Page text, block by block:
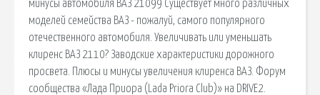
минусы автомобиля ВАЗ 21099 Существует много различных
моделей семейства ВАЗ - пожалуй, самого популярного
отечественного автомобиля. Увеличивать или уменьшать
клиренс ВАЗ 2110? Заводские характеристики дорожного
просвета. Плюсы и минусы увеличения клиренса ВАЗ. Форум
сообщества «Лада Приора (Lada Priora Club)» на DRIVE2.